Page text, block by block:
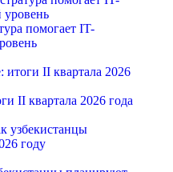
помогает IT-
II квартала 2026 года